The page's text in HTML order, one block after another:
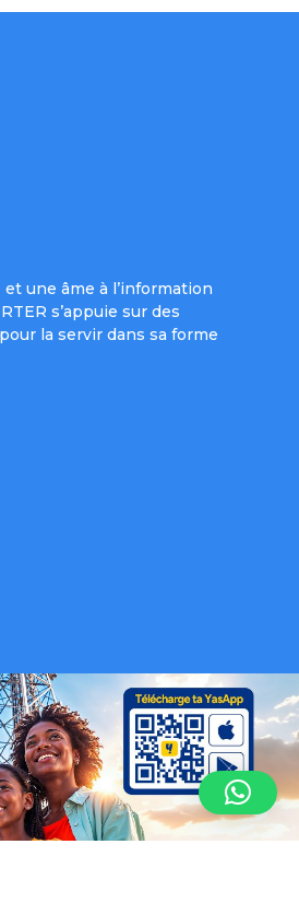
une âme à l’information
s’appuie sur des
la servir dans sa forme